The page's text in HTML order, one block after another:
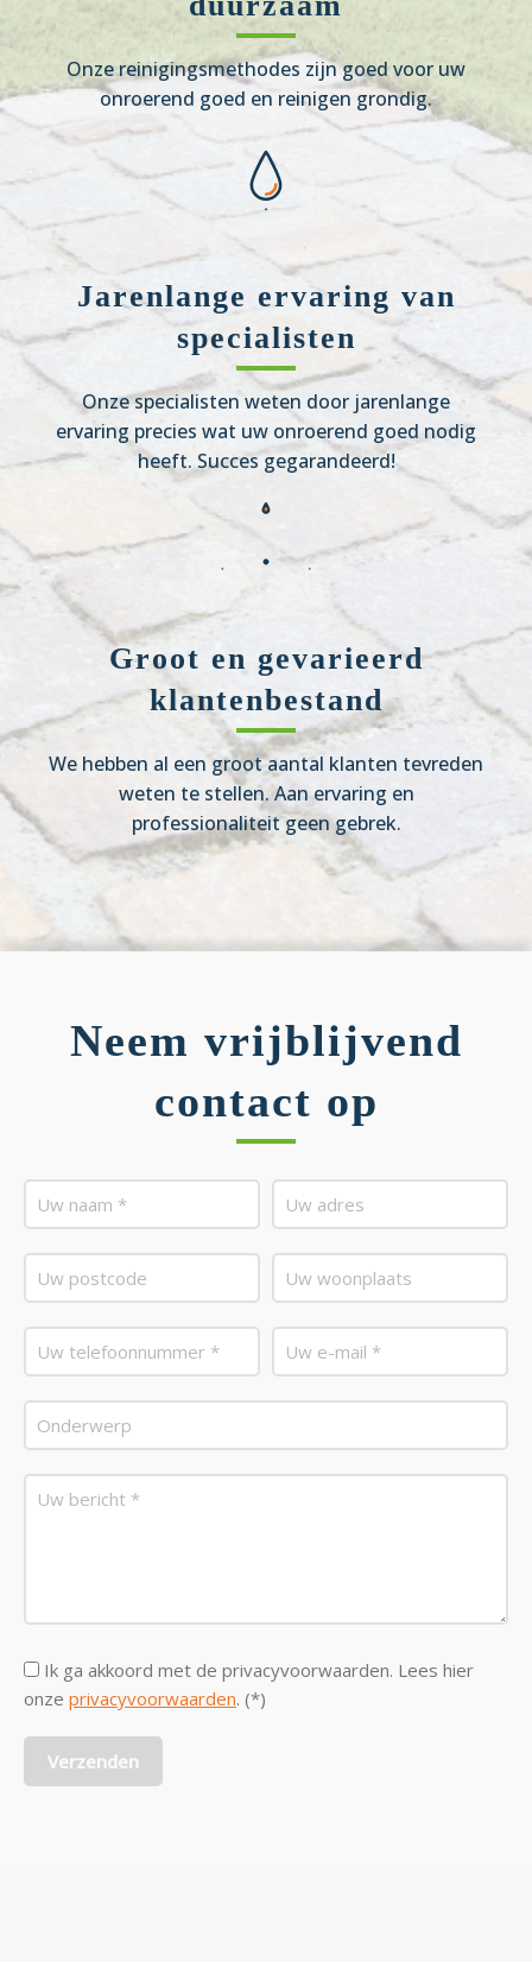
Onze reinigingsmethodes zijn goed voor uw
onroerend goed en reinigen grondig.
Jarenlange ervaring van
specialisten
Onze specialisten weten door jarenlange
ervaring precies wat uw onroerend goed nodig
heeft. Succes gegarandeerd!
Groot en gevarieerd
klantenbestand
We hebben al een groot aantal klanten tevreden
weten te stellen. Aan ervaring en
professionaliteit geen gebrek.
Neem vrijblijvend
contact op
Ik ga akkoord met de privacyvoorwaarden. Lees hier
onze privacyvoorwaarden. (*)